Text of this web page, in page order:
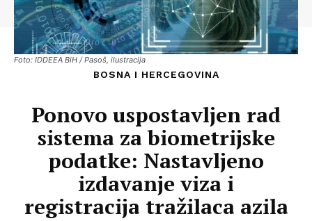
Foto: IDDEEA BiH / Pasoš, ilustracija
BOSNA I HERCEGOVINA
Ponovo uspostavljen rad
sistema za biometrijske
podatke: Nastavljeno
izdavanje viza i
registracija tražilaca azila